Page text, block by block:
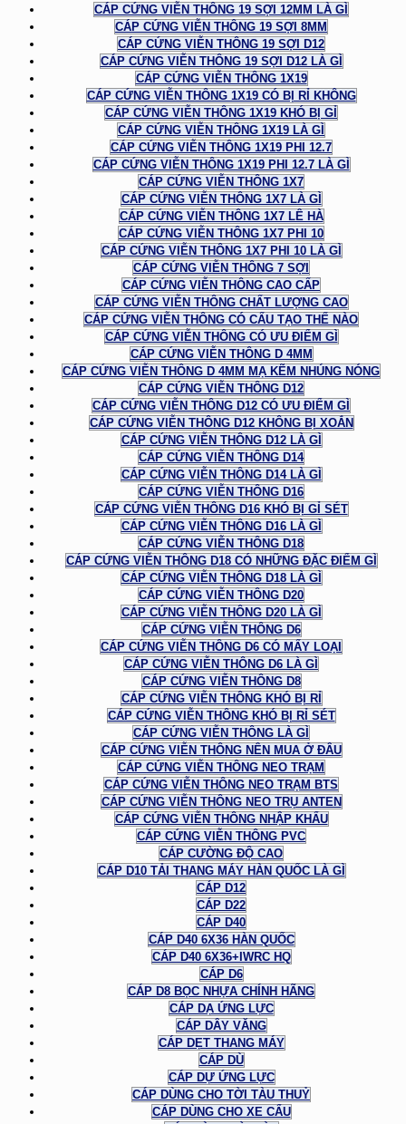
CÁP CỨNG VIỄN THÔNG 19 SỢI 12MM LÀ GÌ
CÁP CỨNG VIỄN THÔNG 19 SỢI 8MM
CÁP CỨNG VIỄN THÔNG 19 SỢI D12
CÁP CỨNG VIỄN THÔNG 19 SỢI D12 LÀ GÌ
CÁP CỨNG VIỄN THÔNG 1X19
CÁP CỨNG VIỄN THÔNG 1X19 CÓ BỊ RỈ KHÔNG
CÁP CỨNG VIỄN THÔNG 1X19 KHÓ BỊ GỈ
CÁP CỨNG VIỄN THÔNG 1X19 LÀ GÌ
CÁP CỨNG VIỄN THÔNG 1X19 PHI 12.7
CÁP CỨNG VIỄN THÔNG 1X19 PHI 12.7 LÀ GÌ
CÁP CỨNG VIỄN THÔNG 1X7
CÁP CỨNG VIỄN THÔNG 1X7 LÀ GÌ
CÁP CỨNG VIỄN THÔNG 1X7 LÊ HÀ
CÁP CỨNG VIỄN THÔNG 1X7 PHI 10
CÁP CỨNG VIỄN THÔNG 1X7 PHI 10 LÀ GÌ
CÁP CỨNG VIỄN THÔNG 7 SỢI
CÁP CỨNG VIỄN THÔNG CAO CẤP
CÁP CỨNG VIỄN THÔNG CHẤT LƯỢNG CAO
CÁP CỨNG VIỄN THÔNG CÓ CẤU TẠO THẾ NÀO
CÁP CỨNG VIỄN THÔNG CÓ ƯU ĐIỂM GÌ
CÁP CỨNG VIỄN THÔNG D 4MM
CÁP CỨNG VIỄN THÔNG D 4MM MẠ KẼM NHÚNG NÓNG
CÁP CỨNG VIỄN THÔNG D12
CÁP CỨNG VIỄN THÔNG D12 CÓ ƯU ĐIỂM GÌ
CÁP CỨNG VIỄN THÔNG D12 KHÔNG BỊ XOẮN
CÁP CỨNG VIỄN THÔNG D12 LÀ GÌ
CÁP CỨNG VIỄN THÔNG D14
CÁP CỨNG VIỄN THÔNG D14 LÀ GÌ
CÁP CỨNG VIỄN THÔNG D16
CÁP CỨNG VIỄN THÔNG D16 KHÓ BỊ GỈ SÉT
CÁP CỨNG VIỄN THÔNG D16 LÀ GÌ
CÁP CỨNG VIỄN THÔNG D18
CÁP CỨNG VIỄN THÔNG D18 CÓ NHỮNG ĐẶC ĐIỂM GÌ
CÁP CỨNG VIỄN THÔNG D18 LÀ GÌ
CÁP CỨNG VIỄN THÔNG D20
CÁP CỨNG VIỄN THÔNG D20 LÀ GÌ
CÁP CỨNG VIỄN THÔNG D6
CÁP CỨNG VIỄN THÔNG D6 CÓ MẤY LOẠI
CÁP CỨNG VIỄN THÔNG D6 LÀ GÌ
CÁP CỨNG VIỄN THÔNG D8
CÁP CỨNG VIỄN THÔNG KHÓ BỊ RỈ
CÁP CỨNG VIỄN THÔNG KHÓ BỊ RỈ SÉT
CÁP CỨNG VIỄN THÔNG LÀ GÌ
CÁP CỨNG VIỄN THÔNG NÊN MUA Ở ĐÂU
CÁP CỨNG VIỄN THÔNG NEO TRẠM
CÁP CỨNG VIỄN THÔNG NEO TRẠM BTS
CÁP CỨNG VIỄN THÔNG NEO TRỤ ANTEN
CÁP CỨNG VIỄN THÔNG NHẬP KHẨU
CÁP CỨNG VIỄN THÔNG PVC
CÁP CƯỜNG ĐỘ CAO
CÁP D10 TẢI THANG MÁY HÀN QUỐC LÀ GÌ
CÁP D12
CÁP D22
CÁP D40
CÁP D40 6X36 HÀN QUỐC
CÁP D40 6X36+IWRC HQ
CÁP D6
CÁP D8 BỌC NHỰA CHÍNH HÃNG
CÁP DẠ ỨNG LỰC
CÁP DÂY VĂNG
CÁP DẸT THANG MÁY
CÁP DÙ
CÁP DỰ ỨNG LỰC
CÁP DÙNG CHO TỜI TÀU THUỶ
CÁP DÙNG CHO XE CẨU